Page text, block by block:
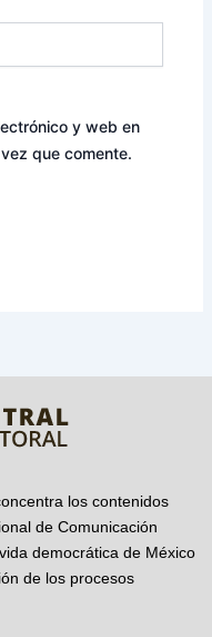
y web en
que comente.
los contenidos
de Comunicación
democrática de México
de los procesos